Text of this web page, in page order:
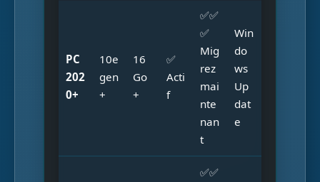
PC
202
0+
10e
gen
+
16
Go
+
✅
Acti
f
✅✅
✅
Mig
rez
mai
nte
nan
t
Win
do
ws
Up
dat
e
✅✅